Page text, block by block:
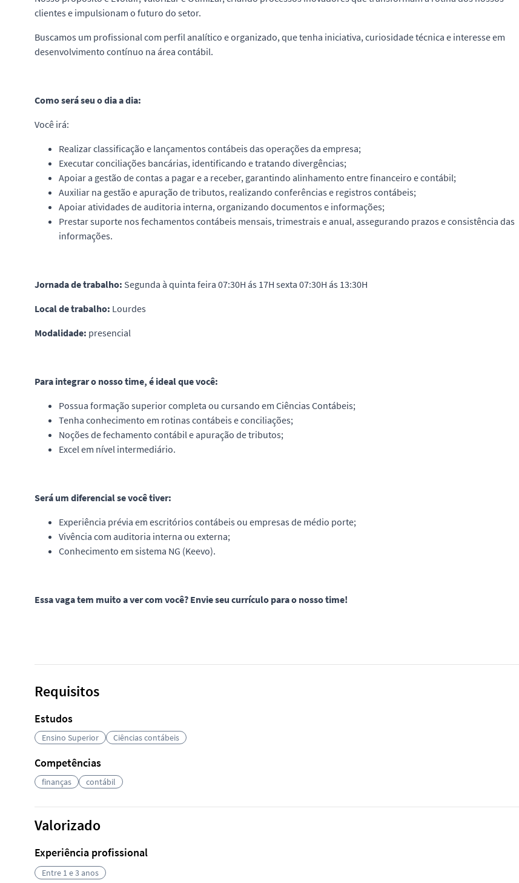
clientes e impulsionam o futuro do setor.
Buscamos um profissional com perfil analítico e organizado, que tenha iniciativa, curiosidade técnica e interesse em
desenvolvimento contínuo na área contábil.
Como será seu o dia a dia:
Você irá:
Realizar classificação e lançamentos contábeis das operações da empresa;
Executar conciliações bancárias, identificando e tratando divergências;
Apoiar a gestão de contas a pagar e a receber, garantindo alinhamento entre financeiro e contábil;
Auxiliar na gestão e apuração de tributos, realizando conferências e registros contábeis;
Apoiar atividades de auditoria interna, organizando documentos e informações;
Prestar suporte nos fechamentos contábeis mensais, trimestrais e anual, assegurando prazos e consistência das
informações.
Jornada de trabalho: Segunda à quinta feira 07:30H ás 17H sexta 07:30H ás 13:30H
Local de trabalho: Lourdes
Modalidade: presencial
Para integrar o nosso time, é ideal que você:
Possua formação superior completa ou cursando em Ciências Contábeis;
Tenha conhecimento em rotinas contábeis e conciliações;
Noções de fechamento contábil e apuração de tributos;
Excel em nível intermediário.
Será um diferencial se você tiver:
Experiência prévia em escritórios contábeis ou empresas de médio porte;
Vivência com auditoria interna ou externa;
Conhecimento em sistema NG (Keevo).
Essa vaga tem muito a ver com você? Envie seu currículo para o nosso time!
Requisitos
Estudos
Ensino Superior Ciências contábeis
Competências
finanças contábil
Valorizado
Experiência profissional
Entre 1 e 3 anos